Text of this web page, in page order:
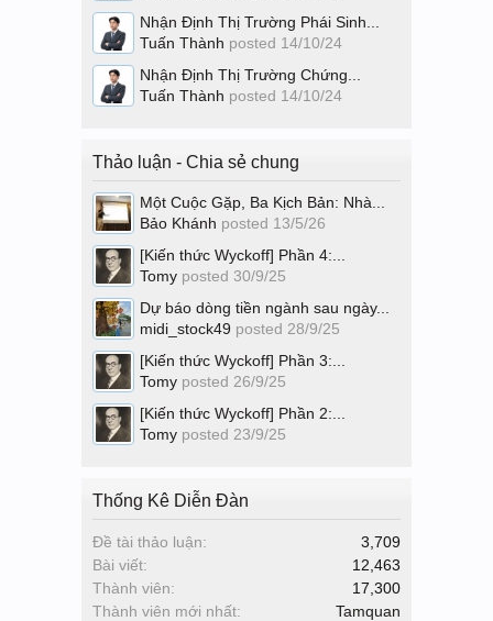
Nhận Định Thị Trường Phái Sinh...
Tuấn Thành posted 14/10/24
Nhận Định Thị Trường Chứng...
Tuấn Thành posted 14/10/24
Thảo luận - Chia sẻ chung
Một Cuộc Gặp, Ba Kịch Bản: Nhà...
Bảo Khánh posted 13/5/26
[Kiến thức Wyckoff] Phần 4:...
Tomy posted 30/9/25
Dự báo dòng tiền ngành sau ngày...
midi_stock49 posted 28/9/25
[Kiến thức Wyckoff] Phần 3:...
Tomy posted 26/9/25
[Kiến thức Wyckoff] Phần 2:...
Tomy posted 23/9/25
Thống Kê Diễn Đàn
Đề tài thảo luận:
3,709
Bài viết:
12,463
Thành viên:
17,300
Thành viên mới nhất:
Tamquan